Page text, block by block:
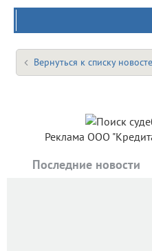
Вернуться к списку
Реклама ООО
Последние новости